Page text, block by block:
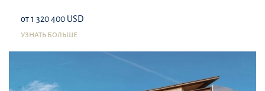
от 1 320 400 USD
УЗНАТЬ БОЛЬШЕ